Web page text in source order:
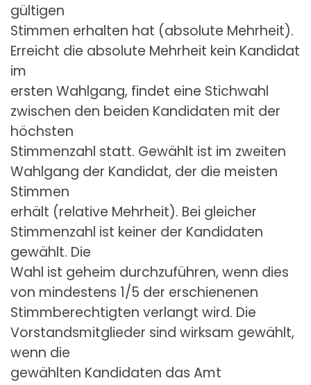
gültigen
Stimmen erhalten hat (absolute Mehrheit).
Erreicht die absolute Mehrheit kein Kandidat
im
ersten Wahlgang, findet eine Stichwahl
zwischen den beiden Kandidaten mit der
höchsten
Stimmenzahl statt. Gewählt ist im zweiten
Wahlgang der Kandidat, der die meisten
Stimmen
erhält (relative Mehrheit). Bei gleicher
Stimmenzahl ist keiner der Kandidaten
gewählt. Die
Wahl ist geheim durchzuführen, wenn dies
von mindestens 1/5 der erschienenen
Stimmberechtigten verlangt wird. Die
Vorstandsmitglieder sind wirksam gewählt,
wenn die
gewählten Kandidaten das Amt